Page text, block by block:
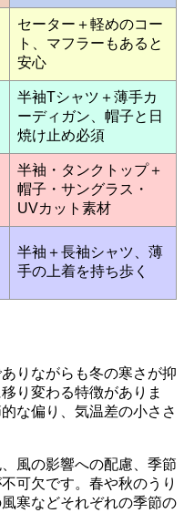
セーター＋軽めのコー
ト、マフラーもあると
安心
半袖Tシャツ＋薄手カ
ーディガン、帽子と日
焼け止め必須
半袖・タンクトップ＋
帽子・サングラス・
UVカット素材
半袖＋長袖シャツ、薄
手の上着を持ち歩く
りながらも冬の寒さが抑
り変わる特徴がありま
な偏り、気温差の小ささ
風の影響への配慮、季節
可欠です。春や秋のうり
寒などそれぞれの季節の